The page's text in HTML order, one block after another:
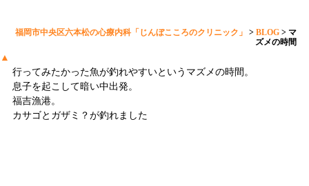
福岡市中央区六本松の心療内科「じんぼこころのクリニック」 >BLOG > マ
ズメの時間
▲
行ってみたかった魚が釣れやすいというマズメの時間。
息子を起こして暗い中出発。
福吉漁港。
カサゴとガザミ？が釣れました